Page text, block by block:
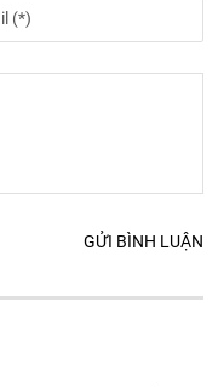
GỬI BÌNH LUẬN